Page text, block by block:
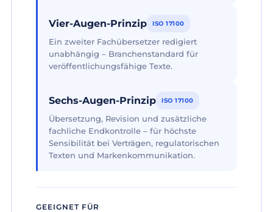
Vier-Augen-Prinzip ISO 17100
Ein zweiter Fachübersetzer redigiert
unabhängig – Branchenstandard für
veröffentlichungsfähige Texte.
Sechs-Augen-Prinzip ISO 17100
Übersetzung, Revision und zusätzliche
fachliche Endkontrolle – für höchste
Sensibilität bei Verträgen, regulatorischen
Texten und Markenkommunikation.
GEEIGNET FÜR